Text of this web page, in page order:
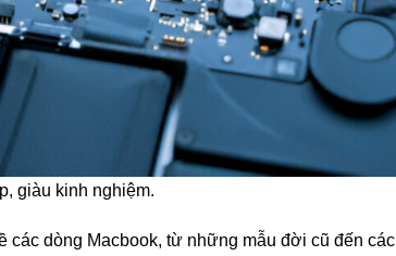
giàu kinh nghiệm.
các dòng Macbook, từ những mẫu đời cũ đến các